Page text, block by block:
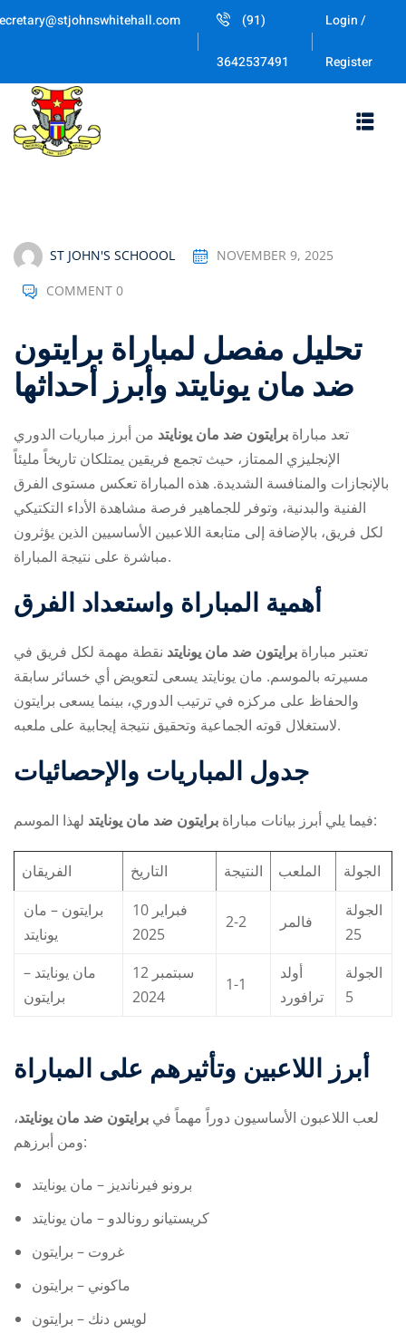
Skip
(91)
3642537491
Login /
Register
ST JOHN'S SCHOOOL NOVEMBER 9, 2025
COMMENT 0
تحليل مفصل لمباراة برايتون
ضد مان يونايتد وأبرز أحداثها
تعد مباراة برايتون ضد مان يونايتد من أبرز مباريات الدوري
الإنجليزي الممتاز، حيث تجمع فريقين يمتلكان تاريخاً مليئاً
بالإنجازات والمنافسة الشديدة. هذه المباراة تعكس مستوى الفرق
الفنية والبدنية، وتوفر للجماهير فرصة مشاهدة الأداء التكتيكي
لكل فريق، بالإضافة إلى متابعة اللاعبين الأساسيين الذين يؤثرون
مباشرة على نتيجة المباراة.
أهمية المباراة واستعداد الفرق
تعتبر مباراة برايتون ضد مان يونايتد نقطة مهمة لكل فريق في
مسيرته بالموسم. مان يونايتد يسعى لتعويض أي خسائر سابقة
والحفاظ على مركزه في ترتيب الدوري، بينما يسعى برايتون
لاستغلال قوته الجماعية وتحقيق نتيجة إيجابية على ملعبه.
جدول المباريات والإحصائيات
فيما يلي أبرز بيانات مباراة برايتون ضد مان يونايتد لهذا الموسم:
الفريقان التاريخ النتيجة الملعب
الجولة
برايتون – مان
يونايتد
10 فبراير
2025
2-2 فالمر
الجولة
25
مان يونايتد –
برايتون
12 سبتمبر
2024
1-1
أولد
ترافورد
الجولة
5
أبرز اللاعبين وتأثيرهم على المباراة
لعب اللاعبون الأساسيون دوراً مهماً في برايتون ضد مان يونايتد،
ومن أبرزهم:
برونو فيرنانديز – مان يونايتد
كريستيانو رونالدو – مان يونايتد
غروت – برايتون
ماكوني – برايتون
لويس دنك – برايتون